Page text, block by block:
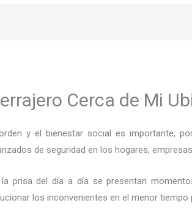
Cerca de Mi
y el bienestar social es importante,
de seguridad en los hogares,
la prisa del día a día se presentan
los inconvenientes en el menor tiempo